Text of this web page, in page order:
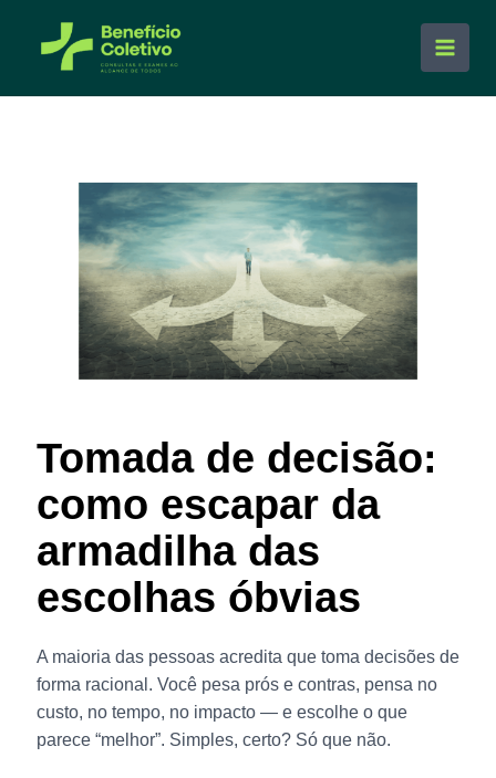
conteúdo
Main
Tomada de decisão:
como escapar da
armadilha das
escolhas óbvias
A maioria das pessoas acredita que toma decisões de
forma racional. Você pesa prós e contras, pensa no
custo, no tempo, no impacto — e escolhe o que
parece “melhor”. Simples, certo? Só que não.